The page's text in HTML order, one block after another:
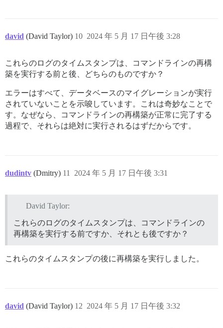
config/initializers/100-silence_logger.rb:29:in
lib/middleware/enforce_hostname.rb:24:in `call'
Job exception: PG::UndefinedTable: ERROR:
LINE 1: ...ntions.chat_message_id = c_msg.id LEFT
start
done
Job exception: PG::UndefinedTable: ERROR:  relation
LINE 1: SELECT "problem_check_trackers".* FROM
david (David Taylor) 2024 年 5 月 17 日午後 3:28
10
これらのログのタイムスタンプは、コマンドラインの再構
築を実行する前と後、どちらのものですか？
エラーはすべて、データベースのマイグレーションが実行
されていないことを示唆しています。これは奇妙なことで
す。なぜなら、コマンドラインの再構築が正常に完了する
過程で、それらは絶対に実行されるはずだからです。
dudintv (Dmitry) 2024 年 5 月 17 日午後 3:31
11
David Taylor:
これらのログのタイムスタンプは、コマンドラインの
再構築を実行する前ですか、それとも後ですか？
これらのタイムスタンプの後に再構築を実行しました。
david (David Taylor) 2024 年 5 月 17 日午後 3:32
12